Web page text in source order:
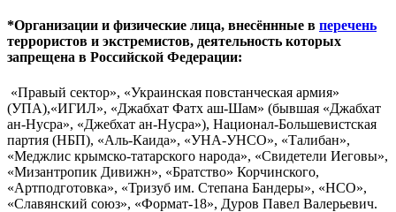
*Организации и физические лица, внесённные в перечень
террористов и экстремистов, деятельность которых
запрещена в Российской Федерации:
«Правый сектор», «Украинская повстанческая армия»
(УПА),«ИГИЛ», «Джабхат Фатх аш-Шам» (бывшая «Джабхат
ан-Нусра», «Джебхат ан-Нусра»), Национал-Большевистская
партия (НБП), «Аль-Каида», «УНА-УНСО», «Талибан»,
«Меджлис крымско-татарского народа», «Свидетели Иеговы»,
«Мизантропик Дивижн», «Братство» Корчинского,
«Артподготовка», «Тризуб им. Степана Бандеры», «НСО»,
«Славянский союз», «Формат-18», Дуров Павел Валерьевич.